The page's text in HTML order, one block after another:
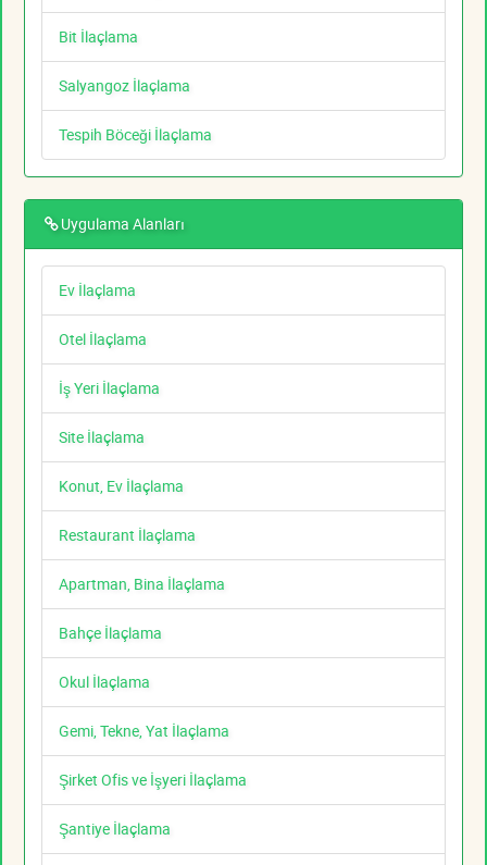
Bit İlaçlama
Salyangoz İlaçlama
Tespih Böceği İlaçlama
Uygulama Alanları
Ev İlaçlama
Otel İlaçlama
İş Yeri İlaçlama
Site İlaçlama
Konut, Ev İlaçlama
Restaurant İlaçlama
Apartman, Bina İlaçlama
Bahçe İlaçlama
Okul İlaçlama
Gemi, Tekne, Yat İlaçlama
Şirket Ofis ve İşyeri İlaçlama
Şantiye İlaçlama